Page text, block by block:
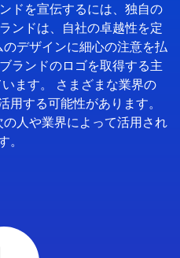
ドを宣伝するには、独自の
ンドは、自社の卓越性を定
デザインに細心の注意を払
ランドのロゴを取得する主
ます。 さまざまな業界の
用する可能性があります。
人や業界によって活用され
。